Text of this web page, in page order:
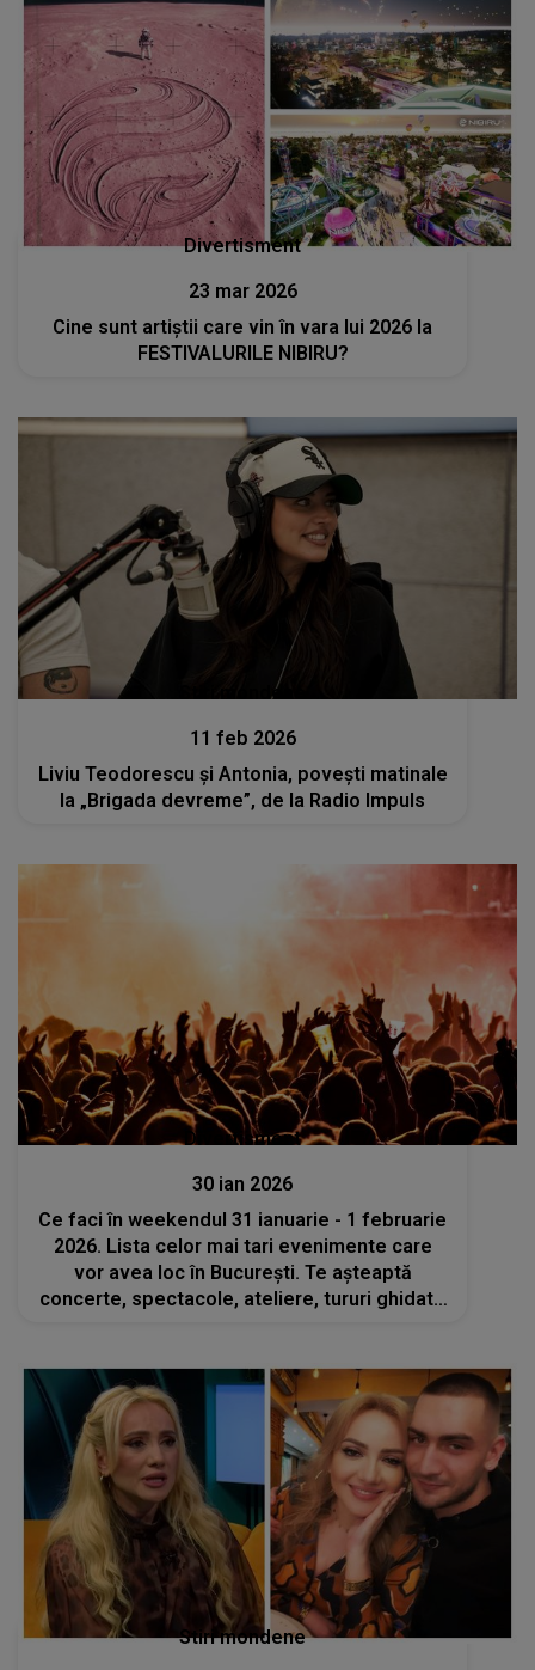
Divertisment
23 mar 2026
Cine sunt artiștii care vin în vara lui 2026 la
FESTIVALURILE NIBIRU?
Stiri mondene
11 feb 2026
Liviu Teodorescu și Antonia, povești matinale
la „Brigada devreme”, de la Radio Impuls
Divertisment
30 ian 2026
Ce faci în weekendul 31 ianuarie - 1 februarie
2026. Lista celor mai tari evenimente care
vor avea loc în București. Te așteaptă
concerte, spectacole, ateliere, tururi ghidate
Stiri mondene